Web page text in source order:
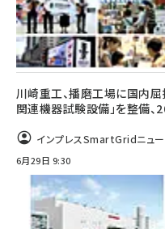
川崎重工、播磨工場に国内屈
関連機器試験設備」を整備
インプレスSmartGridニュー
6月29日 9:30